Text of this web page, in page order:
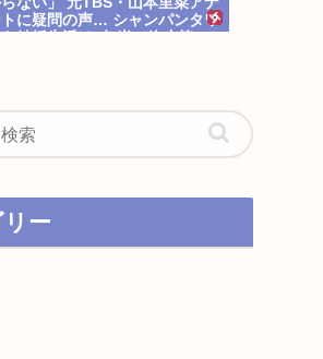
に疑問の声… シャンパンタワ
ー